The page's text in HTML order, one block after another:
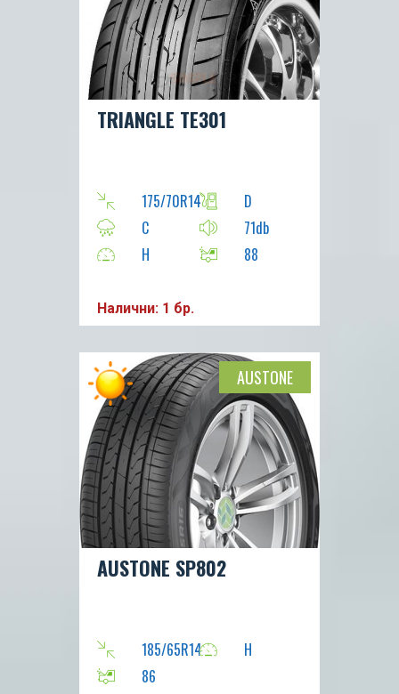
TRIANGLE TE301
175/70R14
D
C
71db
H
88
Налични: 1 бр.
AUSTONE SP802
185/65R14
H
86
AUSTONE